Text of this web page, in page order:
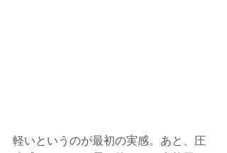
軽いというのが最初の実感。あと、圧